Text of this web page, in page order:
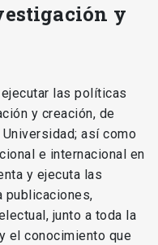
y
las políticas
y creación, de
así como
e internacional en
y ejecuta las
publicaciones,
junto a toda la
el conocimiento que